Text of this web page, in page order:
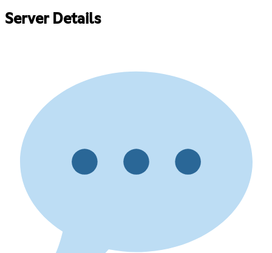
Server Details